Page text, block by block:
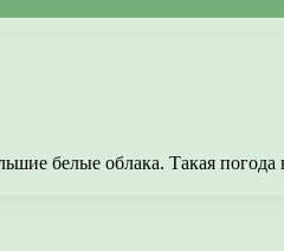
белые облака. Такая